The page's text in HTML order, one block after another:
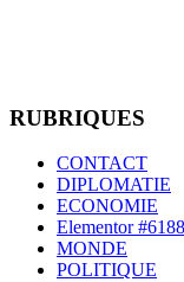
RUBRIQUES
CONTACT
DIPLOMATIE
ECONOMIE
Elementor #6188
MONDE
POLITIQUE